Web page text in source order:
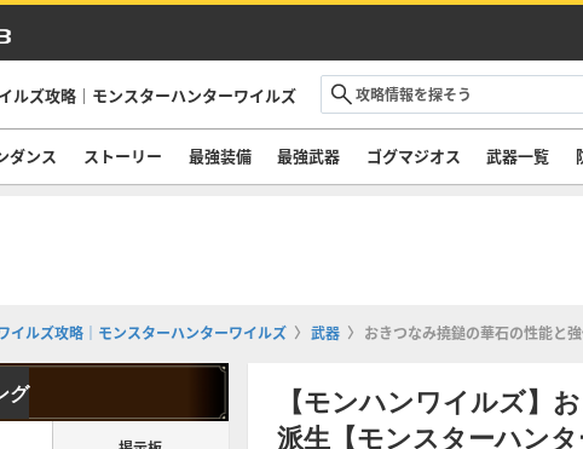
ルズ攻略｜モンスターハンターワイルズ
ダンス ストーリー 最強装備 最強武器 ゴグマジオス 武器一覧
イルズ攻略｜モンスターハンターワイルズ 武器 おきつなみ撓鎚の華石の性能と
【モンハンワイルズ】
派生【モンスターハンタ
グ